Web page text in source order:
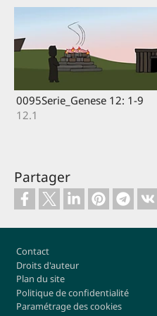
0095Serie_Genese 12: 1-9
12.1
Partager
Footer
Contact
Droits d'auteur
Plan du site
Politique de confidentialité
Paramétrage des cookies